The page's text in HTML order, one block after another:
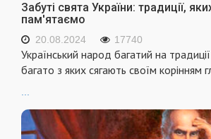
Забуті свята України: традиції,
пам'ятаємо
20.08.2024 17740
Український народ багатий на
багато з яких сягають своїм корінням
...